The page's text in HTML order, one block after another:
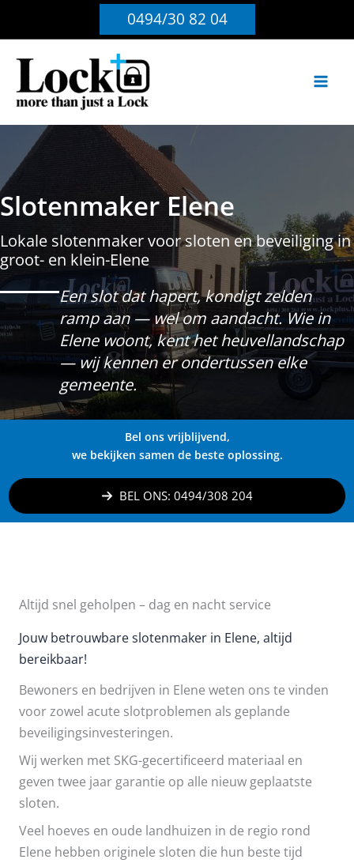
0494/30 82 04
Slotenmaker Elene
Lokale slotenmaker voor sloten en beveiliging in
groot- en klein-Elene
Een slot dat hapert, kondigt zelden
ramp aan — wel om aandacht. Wie in
Elene woont, kent het heuvellandschap
— wij kennen er ondertussen elke
gemeente.
Bel ons vrijblijvend,
we bekijken samen de beste oplossing.
BEL ONS: 0494/308 204
Altijd snel geholpen – dag en nacht service
Jouw betrouwbare slotenmaker in Elene, altijd
bereikbaar!
Bewoners en bedrijven in Elene weten ons te vinden
voor zowel acute slotproblemen als geplande
beveiligingsinvesteringen.
Wij werken met SKG-gecertificeerd materiaal en
geven twee jaar garantie op alle nieuw geplaatste
sloten.
Veel hoeves en oude landhuizen in de regio rond
Elene hebben originele sloten die hun beste tijd